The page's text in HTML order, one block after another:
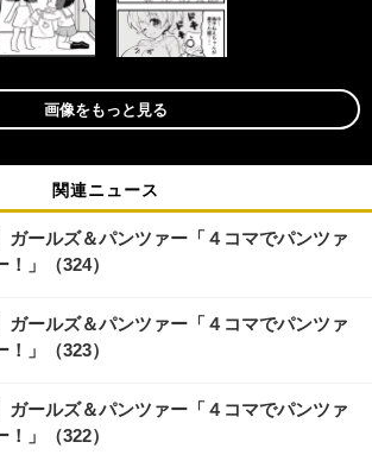
画像をもっと見る
関連ニュース
ガールズ＆パンツァー「４コマでパンツァ
」（324）
ガールズ＆パンツァー「４コマでパンツァ
」（323）
ガールズ＆パンツァー「４コマでパンツァ
」（322）